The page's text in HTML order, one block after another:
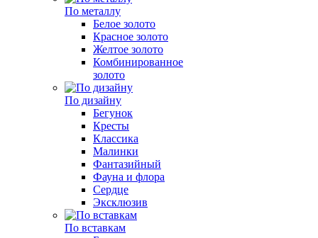
По металлу
Белое золото
Красное золото
Желтое золото
Комбинированное
золото
По дизайну
Бегунок
Кресты
Классика
Малинки
Фантазийный
Фауна и флора
Сердце
Эксклюзив
По вставкам